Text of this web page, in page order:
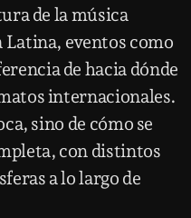
de la música
eventos como
de hacia dónde
internacionales.
sino de cómo se
con distintos
a lo largo de